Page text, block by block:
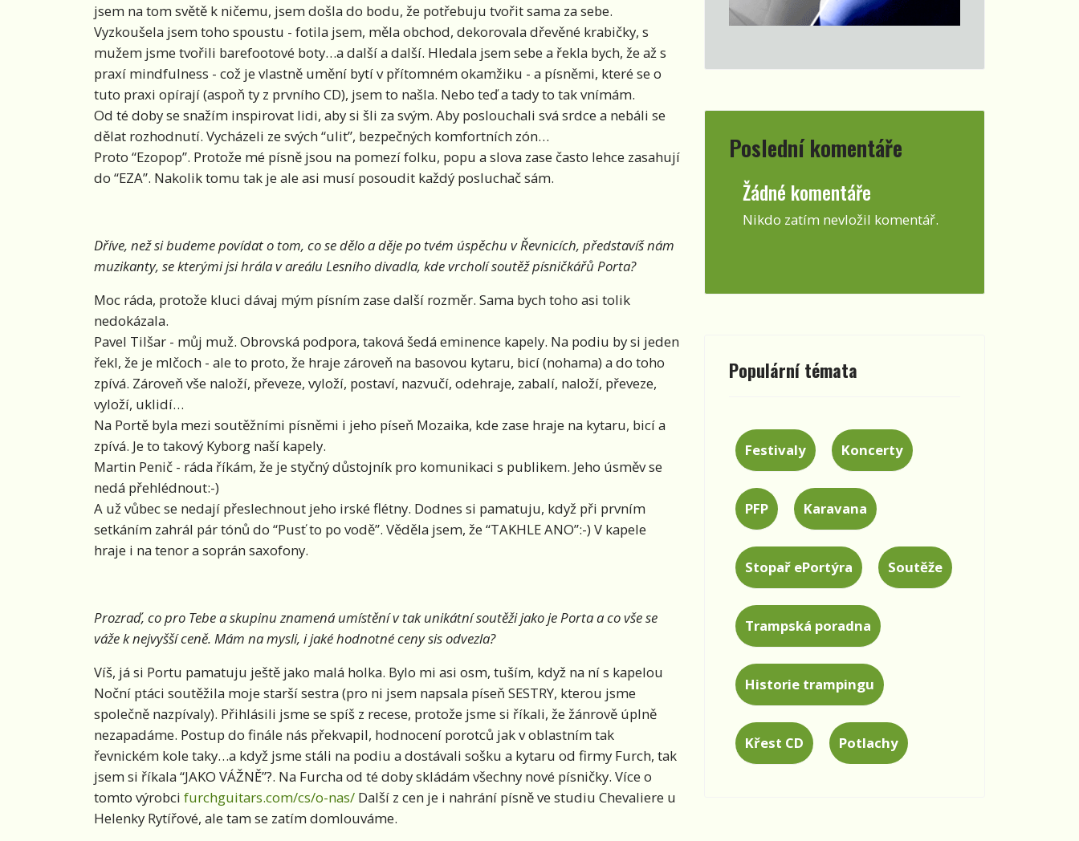
jsem na tom světě k ničemu, jsem došla do bodu, že potřebuju tvořit sama za sebe.
Vyzkoušela jsem toho spoustu - fotila jsem, měla obchod, dekorovala dřevěné krabičky, s
mužem jsme tvořili barefootové boty…a další a další. Hledala jsem sebe a řekla bych, že až s
praxí mindfulness - což je vlastně umění bytí v přítomném okamžiku - a písněmi, které se o
tuto praxi opírají (aspoň ty z prvního CD), jsem to našla. Nebo teď a tady to tak vnímám.
Od té doby se snažím inspirovat lidi, aby si šli za svým. Aby poslouchali svá srdce a nebáli se
dělat rozhodnutí. Vycházeli ze svých “ulit”, bezpečných komfortních zón…
Proto “Ezopop”. Protože mé písně jsou na pomezí folku, popu a slova zase často lehce zasahují
do “EZA”. Nakolik tomu tak je ale asi musí posoudit každý posluchač sám.
Dříve, než si budeme povídat o tom, co se dělo a děje po tvém úspěchu v Řevnicích, představíš nám
muzikanty, se kterými jsi hrála v areálu Lesního divadla, kde vrcholí soutěž písničkářů Porta?
Moc ráda, protože kluci dávaj mým písním zase další rozměr. Sama bych toho asi tolik
nedokázala.
Pavel Tilšar - můj muž. Obrovská podpora, taková šedá eminence kapely. Na podiu by si jeden
řekl, že je mlčoch - ale to proto, že hraje zároveň na basovou kytaru, bicí (nohama) a do toho
zpívá. Zároveň vše naloží, převeze, vyloží, postaví, nazvučí, odehraje, zabalí, naloží, převeze,
vyloží, uklidí…
Na Portě byla mezi soutěžními písněmi i jeho píseň Mozaika, kde zase hraje na kytaru, bicí a
zpívá. Je to takový Kyborg naší kapely.
Martin Penič - ráda říkám, že je styčný důstojník pro komunikaci s publikem. Jeho úsměv se
nedá přehlédnout:-)
A už vůbec se nedají přeslechnout jeho irské flétny. Dodnes si pamatuju, když při prvním
setkáním zahrál pár tónů do “Pusť to po vodě”. Věděla jsem, že “TAKHLE ANO”:-) V kapele
hraje i na tenor a soprán saxofony.
Prozraď, co pro Tebe a skupinu znamená umístění v tak unikátní soutěži jako je Porta a co vše se
váže k nejvyšší ceně. Mám na mysli, i jaké hodnotné ceny sis odvezla?
Víš, já si Portu pamatuju ještě jako malá holka. Bylo mi asi osm, tuším, když na ní s kapelou
Noční ptáci soutěžila moje starší sestra (pro ni jsem napsala píseň SESTRY, kterou jsme
společně nazpívaly). Přihlásili jsme se spíš z recese, protože jsme si říkali, že žánrově úplně
nezapadáme. Postup do finále nás překvapil, hodnocení porotců jak v oblastním tak
řevnickém kole taky…a když jsme stáli na podiu a dostávali sošku a kytaru od firmy Furch, tak
jsem si říkala “JAKO VÁŽNĚ”?. Na Furcha od té doby skládám všechny nové písničky. Více o
tomto výrobci furchguitars.com/cs/o-nas/ Další z cen je i nahrání písně ve studiu Chevaliere u
Helenky Rytířové, ale tam se zatím domlouváme.
Poslední komentáře
Žádné komentáře
Nikdo zatím nevložil komentář.
Populární témata
Festivaly Koncerty
PFP Karavana
Stopař ePortýra Soutěže
Trampská poradna
Historie trampingu
Křest CD Potlachy